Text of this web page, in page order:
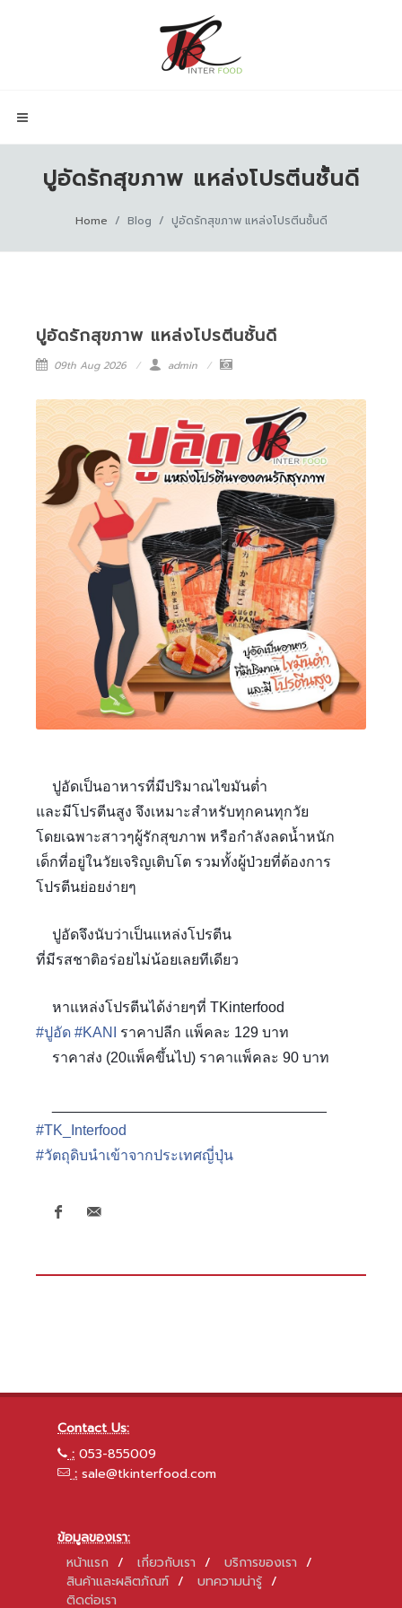
ปูอัดรักสุขภาพ แหล่งโปรตีนชั้นดี
Home Blog ปูอัดรักสุขภาพ แหล่งโปรตีนชั้นดี
ปูอัดรักสุขภาพ แหล่งโปรตีนชั้นดี
09th Aug 2026 admin
????‍????
ปูอัดเป็นอาหารที่มีปริมาณไขมันต่ำ
และมีโปรตีนสูง จึงเหมาะสำหรับทุกคนทุกวัย
โดยเฉพาะสาวๆผู้รักสุขภาพ หรือกำลังลดน้ำหนัก
เด็กที่อยู่ในวัยเจริญเติบโต รวมทั้งผู้ป่วยที่ต้องการ
โปรตีนย่อยง่ายๆ
????‍♀️
ปูอัดจึงนับว่าเป็นแหล่งโปรตีน
ที่มีรสชาติอร่อยไม่น้อยเลยทีเดียว
????
หาแหล่งโปรตีนได้ง่ายๆที่ TKinterfood
#ปูอัด #KANI
ราคาปลีก แพ็คละ 129 บาท
????
ราคาส่ง (20แพ็คขึ้นไป) ราคาแพ็คละ 90 บาท
????
#TK_Interfood
#วัตถุดิบนำเข้าจากประเทศญี่ปุ่น
Contact Us:
: 053-855009
: sale@tkinterfood.com
ข้อมูลของเรา:
หน้าแรก / เกี่ยวกับเรา / บริการของเรา /
สินค้าและผลิตภัณฑ์ / บทความน่ารู้ /
ติดต่อเรา